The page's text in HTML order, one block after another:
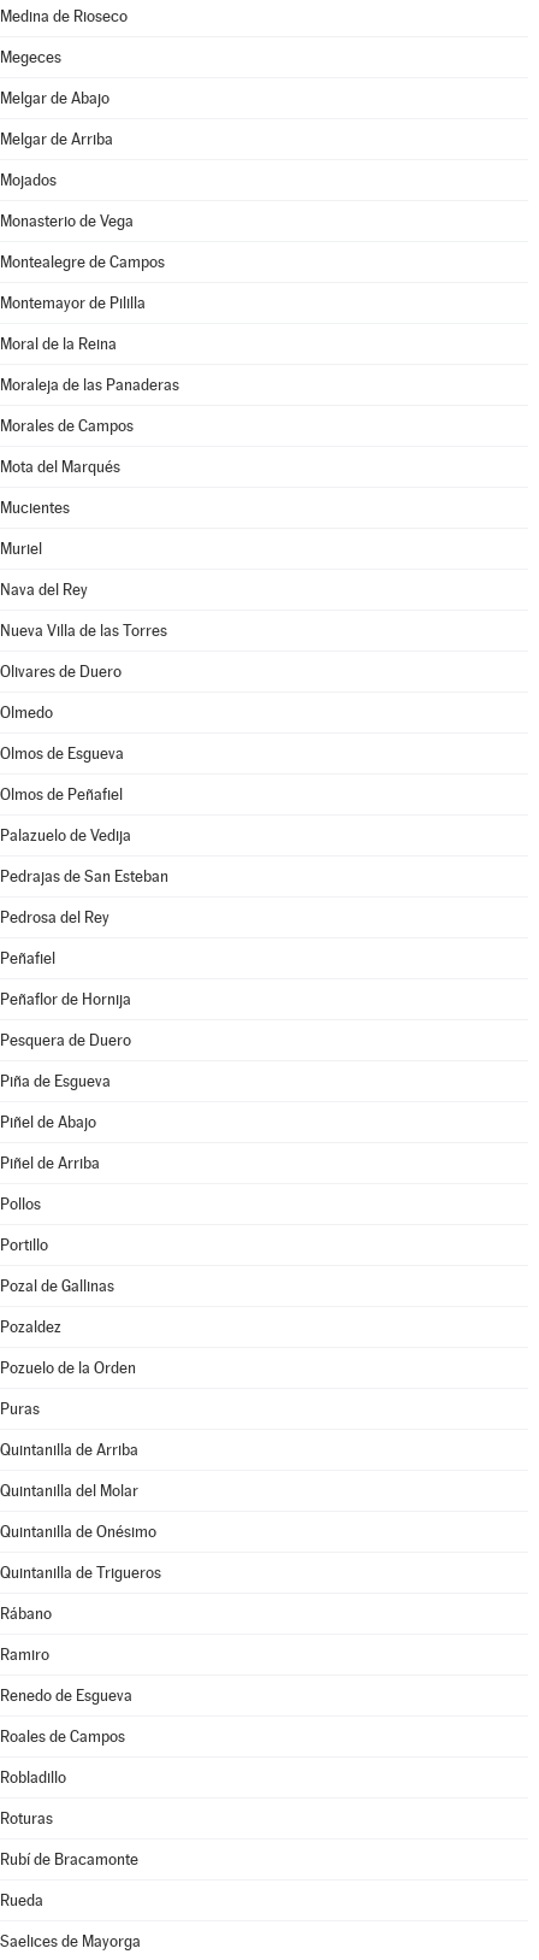
Medina de Rioseco
Megeces
Melgar de Abajo
Melgar de Arriba
Mojados
Monasterio de Vega
Montealegre de Campos
Montemayor de Pililla
Moral de la Reina
Moraleja de las Panaderas
Morales de Campos
Mota del Marqués
Mucientes
Muriel
Nava del Rey
Nueva Villa de las Torres
Olivares de Duero
Olmedo
Olmos de Esgueva
Olmos de Peñafiel
Palazuelo de Vedija
Pedrajas de San Esteban
Pedrosa del Rey
Peñafiel
Peñaflor de Hornija
Pesquera de Duero
Piña de Esgueva
Piñel de Abajo
Piñel de Arriba
Pollos
Portillo
Pozal de Gallinas
Pozaldez
Pozuelo de la Orden
Puras
Quintanilla de Arriba
Quintanilla del Molar
Quintanilla de Onésimo
Quintanilla de Trigueros
Rábano
Ramiro
Renedo de Esgueva
Roales de Campos
Robladillo
Roturas
Rubí de Bracamonte
Rueda
Saelices de Mayorga